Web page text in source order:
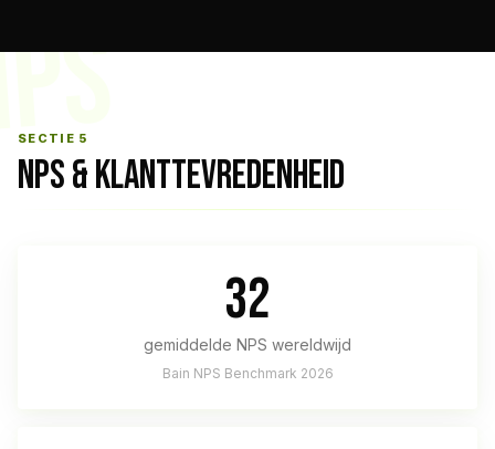
SECTIE 5
NPS & KLANTTEVREDENHEID
32
gemiddelde NPS wereldwijd
Bain NPS Benchmark 2026